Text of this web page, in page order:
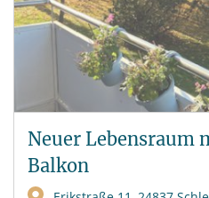
Neuer Lebensraum
Balkon